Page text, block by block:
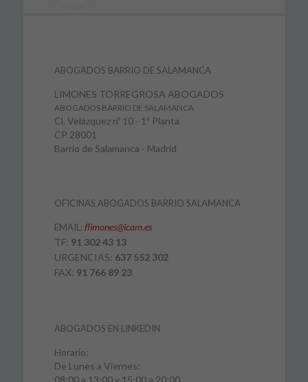
ABOGADOS BARRIO DE SALAMANCA
LIMONES TORREGROSA ABOGADOS
ABOGADOS BARRIO DE SALAMANCA
Cl. Velázquez nº 10 - 1ª Planta
CP 28001
Barrio de Salamanca - Madrid
OFICINAS ABOGADOS BARRIO SALAMANCA
EMAIL: flimones@icam.es
TF: 91 302 43 13
URGENCIAS: 637 552 302
FAX: 91 766 89 23
ABOGADOS EN LINKEDIN
Horario:
De Lunes a Viernes:
08:00 a 13:00 y 15:00 a 20:00